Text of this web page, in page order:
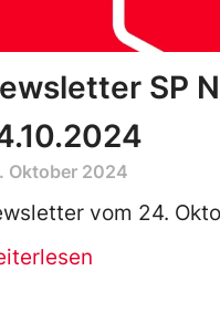
SP
Oktober 2024
vom 24.